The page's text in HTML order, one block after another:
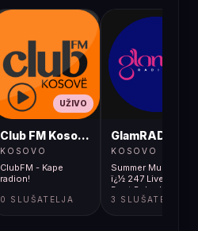
UŽIVO
Club FM Kosovë
KOSOVO
ClubFM - Kape
radion!
0 SLUŠATELJA
GlamRADIO
KOSOVO
Summer Music
ï¿½ 247 Live Radio
Best Relax Hou
3 SLUŠATELJA